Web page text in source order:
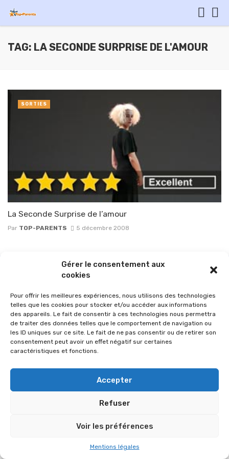
Gérer le consentement aux
cookies
Pour offrir les meilleures expériences, nous utilisons des technologies
telles que les cookies pour stocker et/ou accéder aux informations
des appareils. Le fait de consentir à ces technologies nous permettra
de traiter des données telles que le comportement de navigation ou
les ID uniques sur ce site. Le fait de ne pas consentir ou de retirer son
consentement peut avoir un effet négatif sur certaines
caractéristiques et fonctions.
Accepter
Refuser
Voir les préférences
Mentions légales
TAG: LA SECONDE SURPRISE DE L'AMOUR
La Seconde Surprise de l’amour
Par TOP-PARENTS 5 décembre 2008
SORTIES
© 2026 Im-presse. Tous droits réservés.